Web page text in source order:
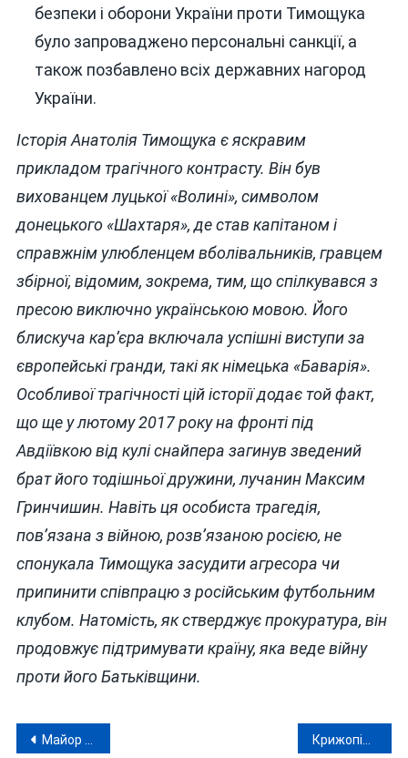
безпеки і оборони України проти Тимощука
було запроваджено персональні санкції, а
також позбавлено всіх державних нагород
України.
Історія Анатолія Тимощука є яскравим
прикладом трагічного контрасту. Він був
вихованцем луцької «Волині», символом
донецького «Шахтаря», де став капітаном і
справжнім улюбленцем вболівальників, гравцем
збірної, відомим, зокрема, тим, що спілкувався з
пресою виключно українською мовою. Його
блискуча кар’єра включала успішні виступи за
європейські гранди, такі як німецька «Баварія».
Особливої трагічності цій історії додає той факт,
що ще у лютому 2017 року на фронті під
Авдіївкою від кулі снайпера загинув зведений
брат його тодішньої дружини, лучанин Максим
Гринчишин. Навіть ця особиста трагедія,
пов’язана з війною, розв’язаною росією, не
спонукала Тимощука засудити агресора чи
припинити співпрацю з російським футбольним
клубом. Натомість, як стверджує прокуратура, він
продовжує підтримувати країну, яка веде війну
проти його Батьківщини.
Навігація
Майор Пашков— новий заступник командира у 120-й вінницькій бригаді ТрО